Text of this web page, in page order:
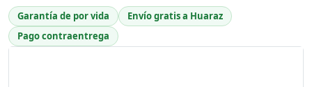
Garantía de por vida
Envío gratis a Huaraz
Pago contraentrega